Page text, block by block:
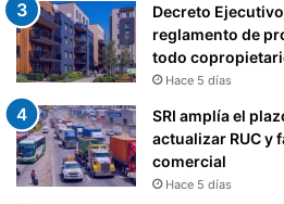
Decreto
reglamento de
todo
Hace 5 días
SRI amplía el
actualizar RUC y
comercial
Hace 5 días